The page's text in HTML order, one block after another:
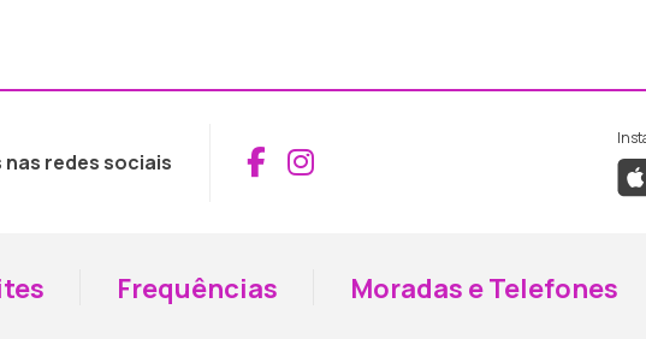
redes sociais Aceder ao Facebook da
Aceder ao Instagram
Frequências Moradas e Telefones